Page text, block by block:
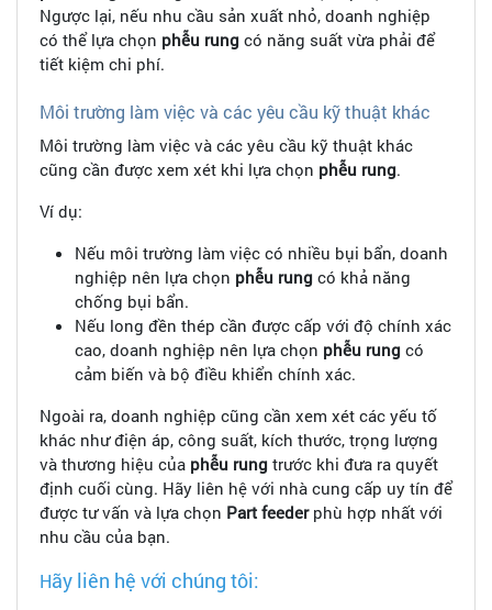
Ngược lại, nếu nhu cầu sản xuất nhỏ, doanh nghiệp
có thể lựa chọn phễu rung có năng suất vừa phải để
tiết kiệm chi phí.
Môi trường làm việc và các yêu cầu kỹ thuật khác
Môi trường làm việc và các yêu cầu kỹ thuật khác
cũng cần được xem xét khi lựa chọn phễu rung.
Ví dụ:
Nếu môi trường làm việc có nhiều bụi bẩn, doanh
nghiệp nên lựa chọn phễu rung có khả năng
chống bụi bẩn.
Nếu long đền thép cần được cấp với độ chính xác
cao, doanh nghiệp nên lựa chọn phễu rung có
cảm biến và bộ điều khiển chính xác.
Ngoài ra, doanh nghiệp cũng cần xem xét các yếu tố
khác như điện áp, công suất, kích thước, trọng lượng
và thương hiệu của phễu rung trước khi đưa ra quyết
định cuối cùng. Hãy liên hệ với nhà cung cấp uy tín để
được tư vấn và lựa chọn Part feederphù hợp nhất với
nhu cầu của bạn.
Hãy liên hệ với chúng tôi: